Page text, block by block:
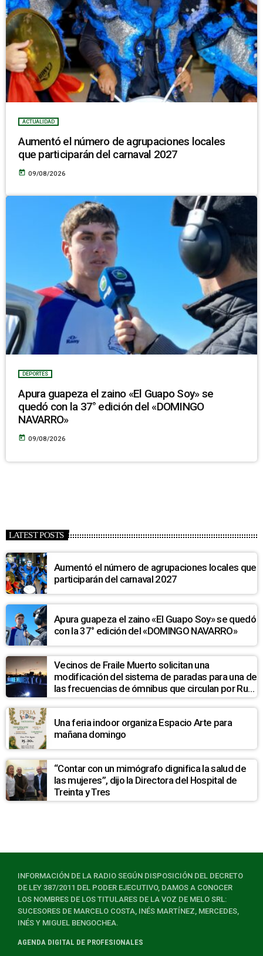
ACTUALIDAD
Aumentó el número de agrupaciones locales
que participarán del carnaval 2027
today 09/08/2026
DEPORTES
Apura guapeza el zaino «El Guapo Soy» se
quedó con la 37° edición del «DOMINGO
NAVARRO»
today 09/08/2026
LATEST POSTS
Aumentó el número de agrupaciones locales que
participarán del carnaval 2027
Apura guapeza el zaino «El Guapo Soy» se quedó
con la 37° edición del «DOMINGO NAVARRO»
Vecinos de Fraile Muerto solicitan una
modificación del sistema de paradas para una de
las frecuencias de ómnibus que circulan por Ruta
7
Una feria indoor organiza Espacio Arte para
mañana domingo
“Contar con un mimógrafo dignifica la salud de
las mujeres”, dijo la Directora del Hospital de
Treinta y Tres
INFORMACIÓN DE LA RADIO SEGÚN DISPOSICIÓN DEL DECRETO
DE LEY 387/2011 DEL PODER EJECUTIVO, DAMOS A CONOCER
LOS NOMBRES DE LOS TITULARES DE LA VOZ DE MELO SRL:
SUCESORES DE MARCELO COSTA, INÉS MARTÍNEZ, MERCEDES,
INÉS Y MIGUEL BENGOCHEA.
AGENDA DIGITAL DE PROFESIONALES